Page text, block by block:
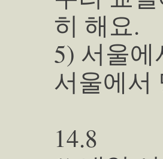
히 해요.
5) 서울
서울에서
14.8